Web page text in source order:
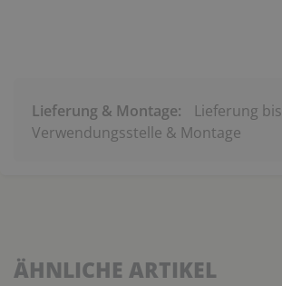
Lieferung & Montage:
Lieferung bis
Verwendungsstelle & Montage
ÄHNLICHE ARTIKEL